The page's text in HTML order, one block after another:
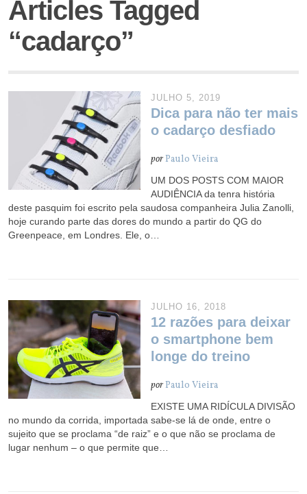
Articles Tagged
“cadarço”
JULHO 5, 2019
Dica para não ter mais
o cadarço desfiado
porPaulo Vieira
UM DOS POSTS COM MAIOR
AUDIÊNCIA da tenra história
deste pasquim foi escrito pela saudosa companheira Julia Zanolli,
hoje curando parte das dores do mundo a partir do QG do
Greenpeace, em Londres. Ele, o…
JULHO 16, 2018
12 razões para deixar
o smartphone bem
longe do treino
porPaulo Vieira
EXISTE UMA RIDÍCULA DIVISÃO
no mundo da corrida, importada sabe-se lá de onde, entre o
sujeito que se proclama “de raiz” e o que não se proclama de
lugar nenhum – o que permite que…